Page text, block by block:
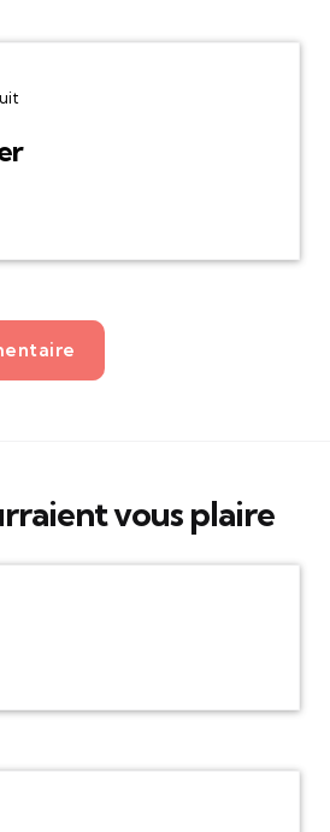
vous plaire